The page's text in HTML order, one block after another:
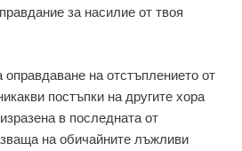
за насилие от твоя
оправдаване на отстъплението от
постъпки на другите хора
в последната от
на обичайните лъжливи